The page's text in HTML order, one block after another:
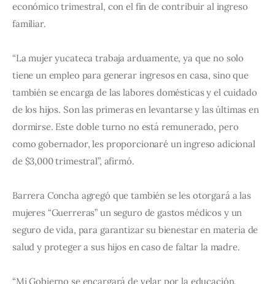
económico trimestral, con el fin de contribuir al ingreso
familiar.
“La mujer yucateca trabaja arduamente, ya que no solo
tiene un empleo para generar ingresos en casa, sino que
también se encarga de las labores domésticas y el cuidado
de los hijos. Son las primeras en levantarse y las últimas en
dormirse. Este doble turno no está remunerado, pero
como gobernador, les proporcionaré un ingreso adicional
de $3,000 trimestral”, afirmó.
Barrera Concha agregó que también se les otorgará a las
mujeres “Guerreras” un seguro de gastos médicos y un
seguro de vida, para garantizar su bienestar en materia de
salud y proteger a sus hijos en caso de faltar la madre.
“Mi Gobierno se encargará de velar por la educación,